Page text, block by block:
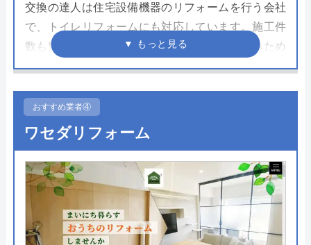
交換の達人は住宅設備機器のリフォームを行う会社
で、トイレリフォームにも対応しています。施工件
数も豊富で、料金もわかりやすく書かれているため
安心して依頼することができます。ホームページか
事の手配もスムーズです。
三郷市のリフォーム工事は自社管理の責任施工。腕
の確かなプロフェッショナルが施工をしてくれま
す。トイレ以外の箇所と同時に施工することで割引
を受けられるサービスを実施していることもあるの
でまずはホームページをご確認ください。
おすすめ業者④
ワセダリフォーム